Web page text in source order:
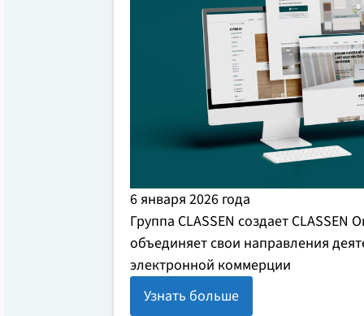
6 января 2026 года
Группа CLASSEN создает CLASSEN
объединяет свои направления
электронной коммерции
Узнать больше